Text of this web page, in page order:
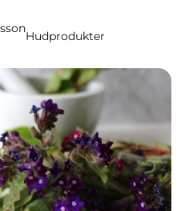
Hudprodukter